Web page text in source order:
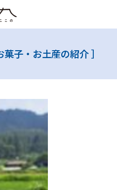
菓子・お土産の紹介］